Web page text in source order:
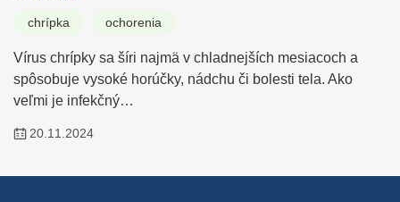
chrípka ochorenia
Vírus chrípky sa šíri najmä v chladnejších mesiacoch a
spôsobuje vysoké horúčky, nádchu či bolesti tela. Ako
veľmi je infekčný…
20.11.2024